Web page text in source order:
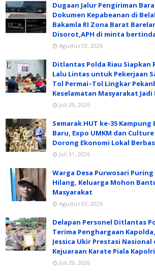
Dugaan Jalur Pengiriman
Dokumen Kepabeanan di
Bakamla RI Zona Barat
Disorot,APH di minta
Agustus 03, 2026
Ditlantas Polda Riau Siapkan
Lalu Lintas untuk Pekerjaan
Tol Permai–Tol Lingkar
Keselamatan Masyarakat
Juli 29, 2026
Semarak HUT ke-35 Kampung
Baru, Expo UMKM dan Culture
Dorong Ekonomi Lokal
Juli 31, 2026
Warga Desa Purwosari
Hilang, Keluarga Mohon
Masyarakat
Agustus 03, 2026
Delapan Personel Ditlantas
Terima Penghargaan
Jessica Ukir Prestasi Nasional
Kejuaraan Karate Piala Kapolri
Juli 29, 2026